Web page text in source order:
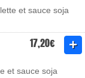
et sauce soja
17,20€
et sauce soja